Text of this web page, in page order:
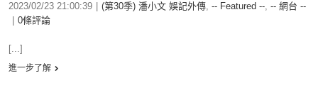
2023/02/23 21:00:39 (第30季) 潘小文 娛記外傳, -- Featured --, -- 網台 --
0條評論
[...]
進一步了解